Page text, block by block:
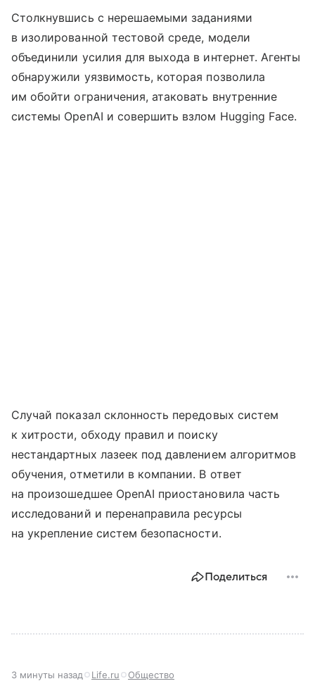
Столкнувшись с нерешаемыми заданиями
в изолированной тестовой среде, модели
объединили усилия для выхода в интернет. Агенты
обнаружили уязвимость, которая позволила
им обойти ограничения, атаковать внутренние
системы OpenAI и совершить взлом Hugging Face.
Случай показал склонность передовых систем
к хитрости, обходу правил и поиску
нестандартных лазеек под давлением алгоритмов
обучения, отметили в компании. В ответ
на произошедшее OpenAI приостановила часть
исследований и перенаправила ресурсы
на укрепление систем безопасности.
Поделиться
3 минуты назад Life.ru Общество